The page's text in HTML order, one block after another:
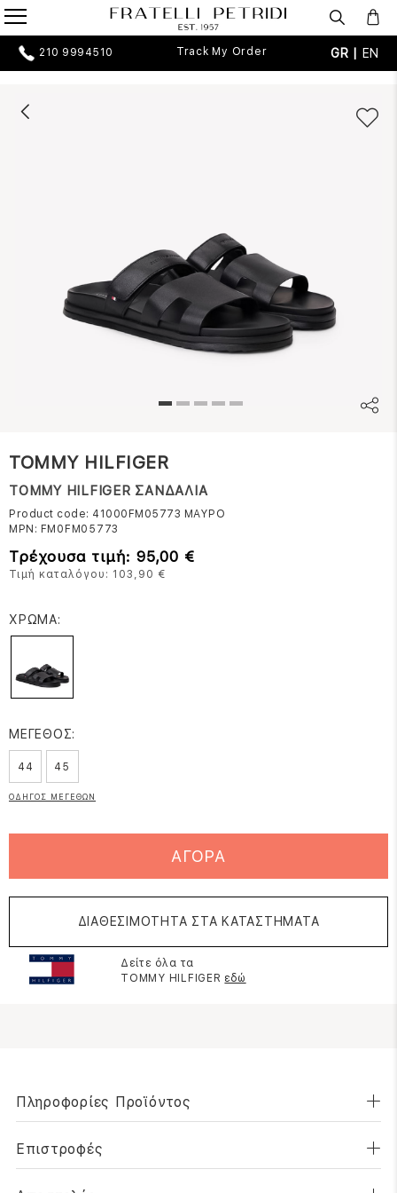
210 9994510 Track My Order GR | EN
TOMMY HILFIGER
TOMMY HILFIGER ΣΑΝΔΑΛΙΑ
Product code: 41000FM05773 ΜΑΥΡΟ
MPN: FM0FM05773
Τρέχουσα τιμή: 95,00 €
Τιμή καταλόγου: 103,90 €
ΧΡΩΜΑ:
ΜΕΓΕΘΟΣ:
44 45
ΟΔΗΓΟΣ ΜΕΓΕΘΩΝ
ΑΓΟΡΑ
ΔΙΑΘΕΣΙΜΟΤΗΤΑ ΣΤΑ ΚΑΤΑΣΤΗΜΑΤΑ
Δείτε όλα τα
TOMMY HILFIGER εδώ
Πληροφορίες Προϊόντος
Επιστροφές